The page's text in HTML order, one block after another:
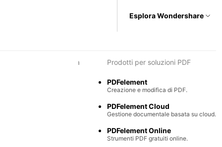
per diagrammi e grafica Prodotti per soluzioni PDF
PDFelement
Creazione e modifica di PDF.
PDFelement Cloud
Gestione documentale basata su cloud.
PDFelement Online
Strumenti PDF gratuiti online.
Esplora Wondershare